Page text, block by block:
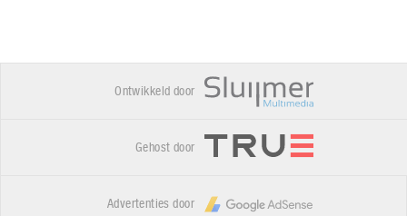
Ontwikkeld door
Gehost door
Advertenties door